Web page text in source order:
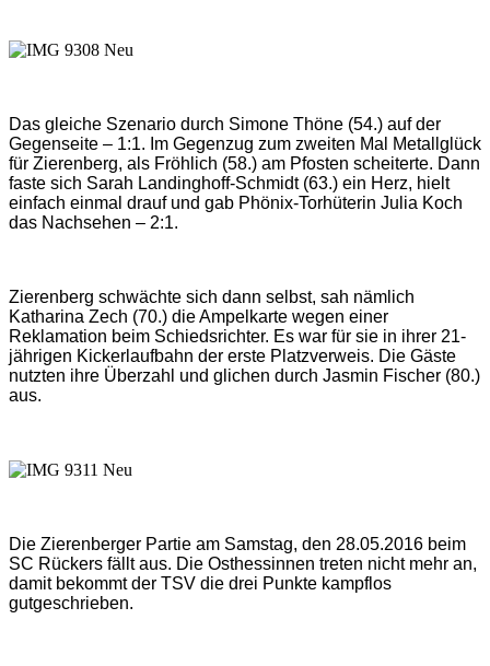
Das gleiche Szenario durch Simone Thöne (54.) auf der
Gegenseite – 1:1. Im Gegenzug zum zweiten Mal Metallglück
für Zierenberg, als Fröhlich (58.) am Pfosten scheiterte. Dann
faste sich Sarah Landinghoff-Schmidt (63.) ein Herz, hielt
einfach einmal drauf und gab Phönix-Torhüterin Julia Koch
das Nachsehen – 2:1.
Zierenberg schwächte sich dann selbst, sah nämlich
Katharina Zech (70.) die Ampelkarte wegen einer
Reklamation beim Schiedsrichter. Es war für sie in ihrer 21-
jährigen Kickerlaufbahn der erste Platzverweis. Die Gäste
nutzten ihre Überzahl und glichen durch Jasmin Fischer (80.)
aus.
Die Zierenberger Partie am Samstag, den 28.05.2016 beim
SC Rückers fällt aus. Die Osthessinnen treten nicht mehr an,
damit bekommt der TSV die drei Punkte kampflos
gutgeschrieben.